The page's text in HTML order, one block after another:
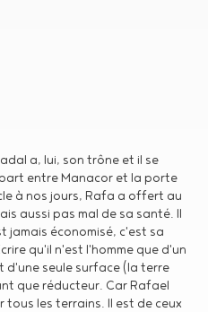
a, lui, son trône et il se
entre Manacor et la porte
à nos jours, Rafa a offert au
aussi pas mal de sa santé. Il
jamais économisé, c'est sa
qu'il n'est l'homme que d'un
d'une seule surface (la terre
que réducteur. Car Rafael
tous les terrains. Il est de ceux